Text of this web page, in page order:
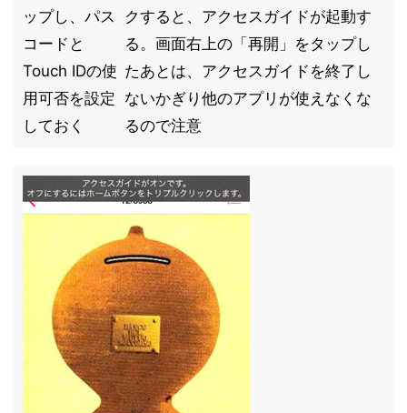
ップし、パス
コードと
Touch IDの使
用可否を設定
しておく
クすると、アクセスガイドが起動す
る。画面右上の「再開」をタップし
たあとは、アクセスガイドを終了し
ないかぎり他のアプリが使えなくな
るので注意